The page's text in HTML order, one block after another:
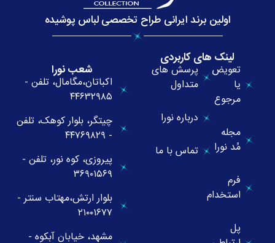
اولین برند ایرانی طراح تخصصی لباس پوشیده
لینک های کاربردی
تعویض
یا
مرجوع
مجله
مُد نورا
فرم
استخدام
پل
پرسش های
متداول
درباره نورا
تماس با ما
شعب نورا
اکباتان،مگامال، تلفن -
۴۴۶۳۲۹۸۵
چیتگر، بلوار کوهک، تلفن
- ۴۴۷۶۹۸۲۹
پیروزی، کوه نور، تلفن -
۳۶۹۰۱۵۶۹
بلوار ارتش،مهتاب سنتر -
۲۱۰۰۱۶۷۷
مشهد، خیابان آبکوه -